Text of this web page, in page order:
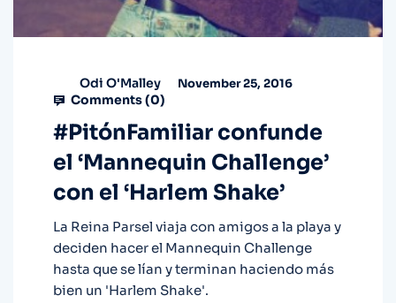
Odi O'Malley November 25, 2016
Comments (0)
#PitónFamiliar confunde
el ‘Mannequin Challenge’
con el ‘Harlem Shake’
La Reina Parsel viaja con amigos a la playa y
deciden hacer el Mannequin Challenge
hasta que se lían y terminan haciendo más
bien un 'Harlem Shake'.